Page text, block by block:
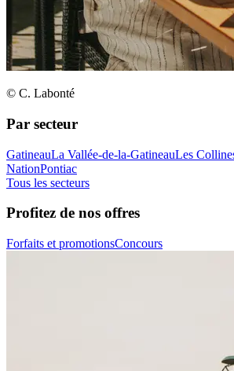
© C. Labonté
Par secteur
GatineauLa Vallée-de-la-GatineauLes
NationPontiac
Tous les secteurs
Profitez de nos offres
Forfaits et promotionsConcours